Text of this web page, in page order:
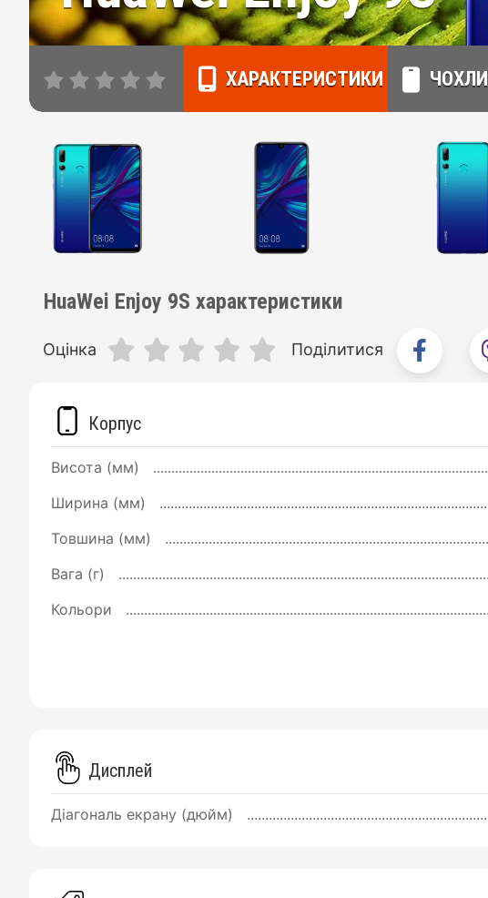
ХАРАКТЕРИСТИКИ ЧОХЛИ
HuaWei Enjoy 9S характеристики
Оцінка Поділитися
Корпус
Висота (мм)
Ширина (мм)
Товшина (мм)
Вага (г)
Кольори
Дисплей
Діагональ екрану (дюйм)